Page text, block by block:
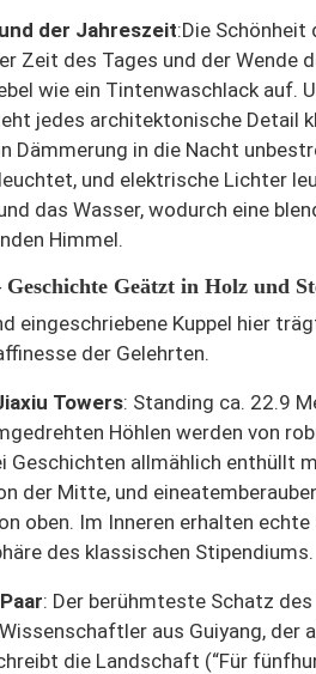
der Jahreszeit:Die Schönheit
Zeit des Tages und der Wende
wie ein Tintenwaschlack auf.
jedes architektonische Detail
Dämmerung in die Nacht
und elektrische Lichter
das Wasser, wodurch eine
Himmel.
Geätzt in Holz und
eingeschriebene Kuppel hier
der Gelehrten.
Towers: Standing ca. 22.9
Höhlen werden von
allmählich enthüllt
der Mitte, und eine
oben. Im Inneren erhalten
des klassischen Stipendiums.
: Der berühmteste Schatz
aus Guiyang, der
die Landschaft (“Für